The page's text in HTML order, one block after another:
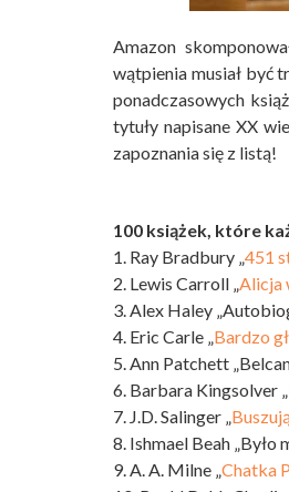
Amazon
wątpienia musiał być
ponadczasowych
tytuły napisane XX
zapoznania się z listą!
100 książek, które
1. Ray Bradbury „451
2. Lewis Carroll „Alicja
3. Alex Haley
4. Eric Carle „Bardzo
5. Ann Patchett
6. Barbara Kingsolver
7. J.D. Salinger „
8. Ishmael Beah „Było
9. A. A. Milne „Chatka